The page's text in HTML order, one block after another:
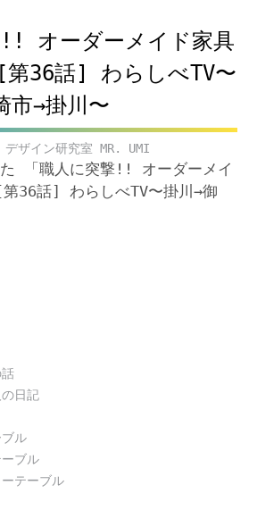
!! オーダーメイド家具
36話] わらしべTV〜
市→掛川〜
デザイン研究室 MR. UMI
「職人に突撃!! オーダーメイ
36話] わらしべTV〜掛川→御
日記
ル
ブル
テーブル